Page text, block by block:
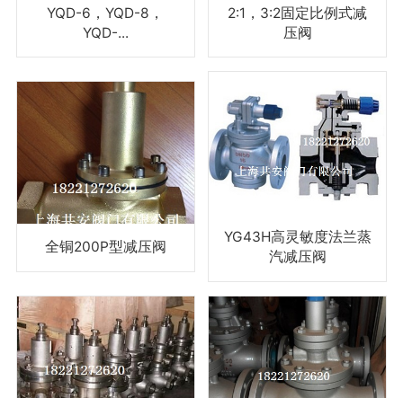
YQD-6，YQD-8，
YQD-...
2:1，3:2固定比例式减
压阀
全铜200P型减压阀
YG43H高灵敏度法兰蒸
汽减压阀